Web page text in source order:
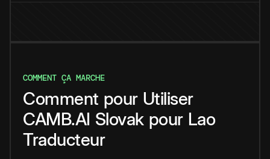
COMMENT ÇA MARCHE
Comment pour Utiliser
CAMB.AI Slovak pour Lao
Traducteur